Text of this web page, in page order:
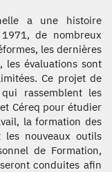
a une histoire
de nombreux
les dernières
évaluations sont
Ce projet de
rassemblent les
Céreq pour étudier
la formation des
les nouveaux outils
de Formation,
conduites afin